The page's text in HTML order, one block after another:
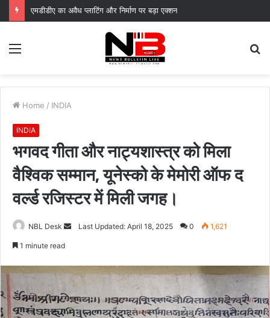
नकली डेयरी उत्पादों पर प्रदेशव्यापी प्रतिबंध, मिलावटखोरों पर कसेगा शिकंजा
Menu
Home / INDIA
INDIA
भगवद गीता और नाट्यशास्त्र को मिला
वैश्विक सम्मान, यूनेस्को के मेमोरी ऑफ द
वर्ल्ड रजिस्टर में मिली जगह।
NBL Desk
SendLast Updated: April 18, 2025 0 1,621
1 minute read